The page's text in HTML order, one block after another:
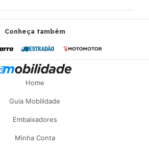
Conheça também
Home
Guia Mobilidade
Embaixadores
Minha Conta